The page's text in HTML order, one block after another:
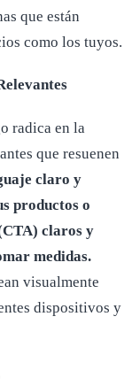
que están
como los tuyos.
radica en la
que resuenen
claro y
productos o
claros y
medidas.
visualmente
dispositivos y